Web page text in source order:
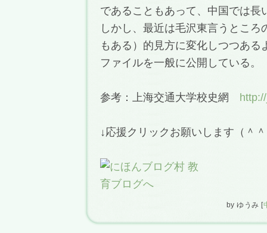
であることもあって、中国では長
しかし、最近は毛沢東言うとこ
もある）的見方に変化しつつあ
ファイルを一般に公開している。
参考：上海交通大学校史網
↓応援クリックお願いします（＾
by ゆうみ [